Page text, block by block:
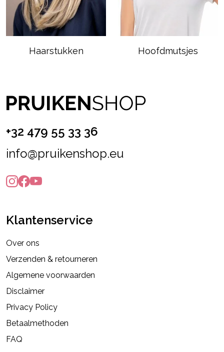
Haarstukken Hoofdmutsjes
+32 479 55 33 36
info@pruikenshop.eu
Klantenservice
Over ons
Verzenden & retourneren
Algemene voorwaarden
Disclaimer
Privacy Policy
Betaalmethoden
FAQ